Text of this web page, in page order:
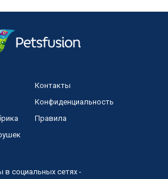
Контакты
Конфиденциальность
Правила
в социальных сетях -